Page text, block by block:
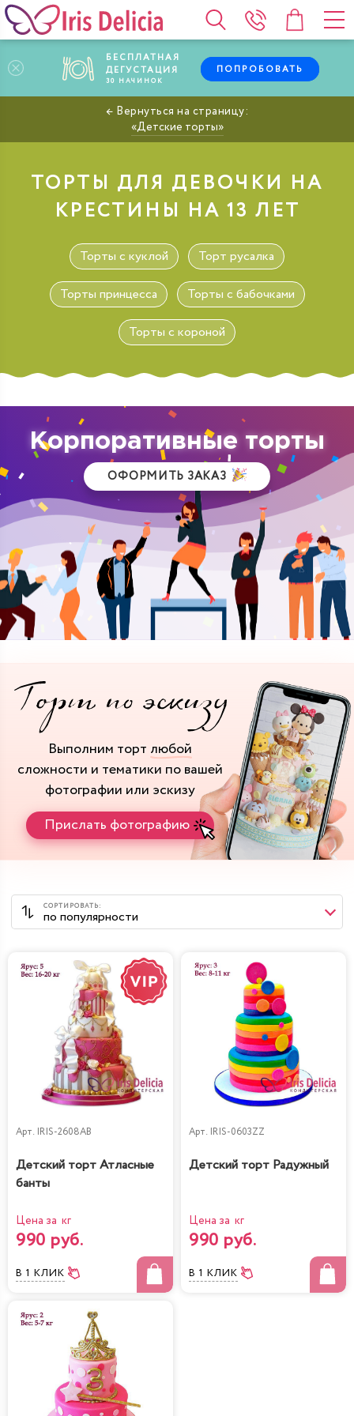
БЕСПЛАТНАЯ
ДЕГУСТАЦИЯ
30 НАЧИНОК
ПОПРОБОВАТЬ
Детские торты
ТОРТЫ ДЛЯ ДЕВОЧКИ НА
КРЕСТИНЫ НА 13 ЛЕТ
Торты с куклой Торт русалка
Торты принцесса Торты с бабочками
Торты с короной
Корпоративные торты
ОФОРМИТЬ ЗАКАЗ
Выполним торт любой
сложности и тематики по вашей
фотографии или эскизу
Прислать фотографию
Арт. IRIS-2608AB
Детский торт Атласные
банты
Цена за кг
990 руб.
В 1 КЛИК
Арт. IRIS-0603ZZ
Детский торт Радужный
Цена за кг
990 руб.
В 1 КЛИК